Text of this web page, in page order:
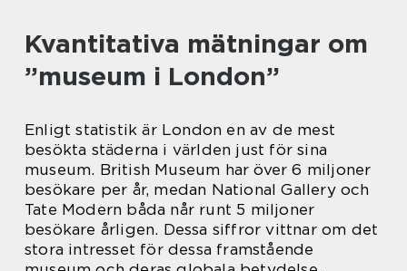
Kvantitativa mätningar om
”museum i London”
Enligt statistik är London en av de mest
besökta städerna i världen just för sina
museum. British Museum har över 6 miljoner
besökare per år, medan National Gallery och
Tate Modern båda når runt 5 miljoner
besökare årligen. Dessa siffror vittnar om det
stora intresset för dessa framstående